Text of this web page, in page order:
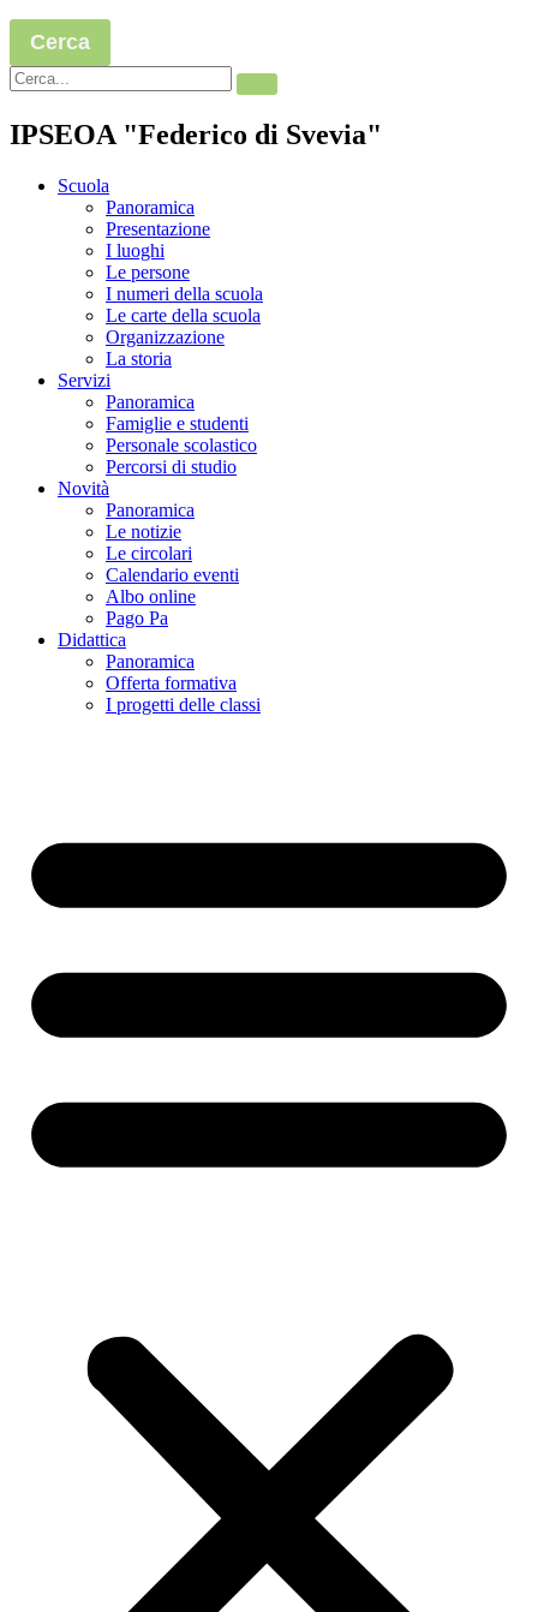
Cerca
IPSEOA "Federico di Svevia"
Scuola
Panoramica
Presentazione
I luoghi
Le persone
I numeri della scuola
Le carte della scuola
Organizzazione
La storia
Servizi
Panoramica
Famiglie e studenti
Personale scolastico
Percorsi di studio
Novità
Panoramica
Le notizie
Le circolari
Calendario eventi
Albo online
Pago Pa
Didattica
Panoramica
Offerta formativa
I progetti delle classi